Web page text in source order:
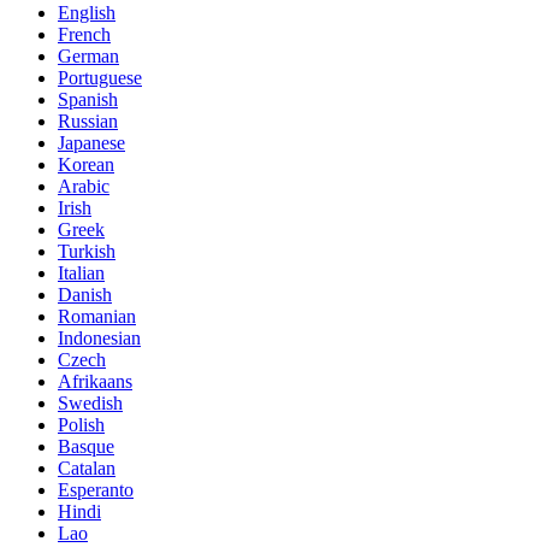
English
French
German
Portuguese
Spanish
Russian
Japanese
Korean
Arabic
Irish
Greek
Turkish
Italian
Danish
Romanian
Indonesian
Czech
Afrikaans
Swedish
Polish
Basque
Catalan
Esperanto
Hindi
Lao